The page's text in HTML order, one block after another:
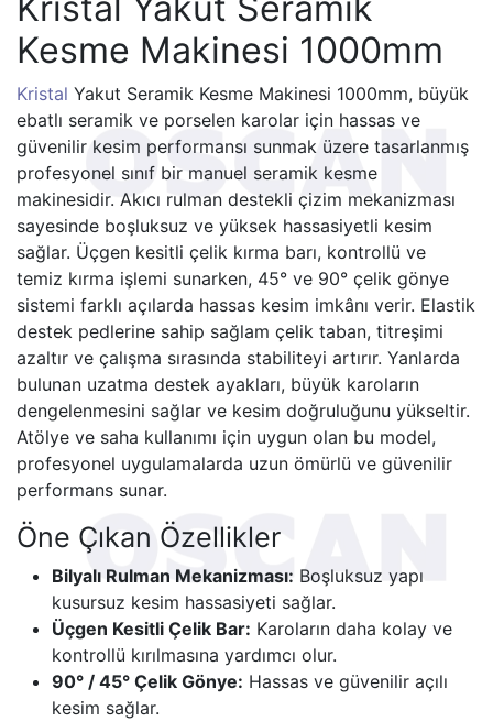
Kesme Makinesi 1000mm
Kristal Yakut Seramik Kesme Makinesi 1000mm, büyük
ebatlı seramik ve porselen karolar için hassas ve
güvenilir kesim performansı sunmak üzere tasarlanmış
profesyonel sınıf bir manuel seramik kesme
makinesidir. Akıcı rulman destekli çizim mekanizması
sayesinde boşluksuz ve yüksek hassasiyetli kesim
sağlar. Üçgen kesitli çelik kırma barı, kontrollü ve
temiz kırma işlemi sunarken, 45° ve 90° çelik gönye
sistemi farklı açılarda hassas kesim imkânı verir. Elastik
destek pedlerine sahip sağlam çelik taban, titreşimi
azaltır ve çalışma sırasında stabiliteyi artırır. Yanlarda
bulunan uzatma destek ayakları, büyük karoların
dengelenmesini sağlar ve kesim doğruluğunu yükseltir.
Atölye ve saha kullanımı için uygun olan bu model,
profesyonel uygulamalarda uzun ömürlü ve güvenilir
performans sunar.
Öne Çıkan Özellikler
Bilyalı Rulman Mekanizması: Boşluksuz yapı
kusursuz kesim hassasiyeti sağlar.
Üçgen Kesitli Çelik Bar: Karoların daha kolay ve
kontrollü kırılmasına yardımcı olur.
90° / 45° Çelik Gönye: Hassas ve güvenilir açılı
kesim sağlar.